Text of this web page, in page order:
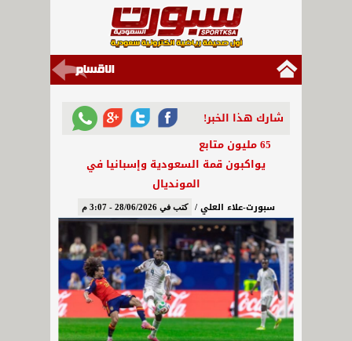
شارك هذا الخبر!
65 مليون متابع
يواكبون قمة السعودية وإسبانيا في
المونديال
سبورت-علاء العلي / كتب في 28/06/2026 - 3:07 م